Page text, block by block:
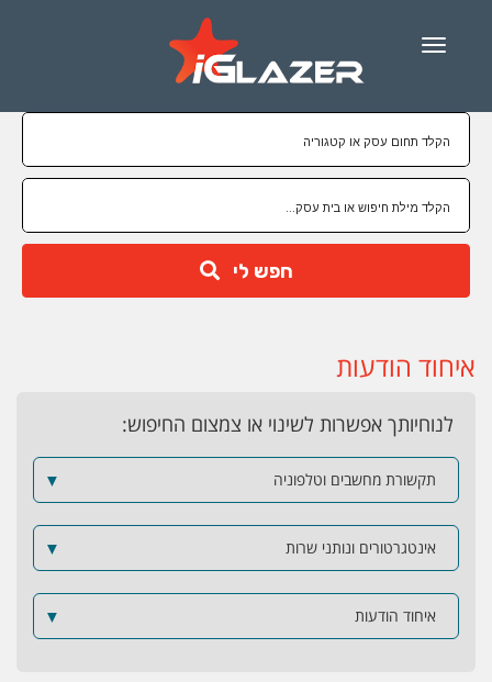
Menu
חפש לי
איחוד הודעות
לנוחיותך אפשרות לשינוי או צמצום החיפוש:
תקשורת מחשבים וטלפוניה ▼
אינטגרטורים ונותני שרות ▼
איחוד הודעות ▼